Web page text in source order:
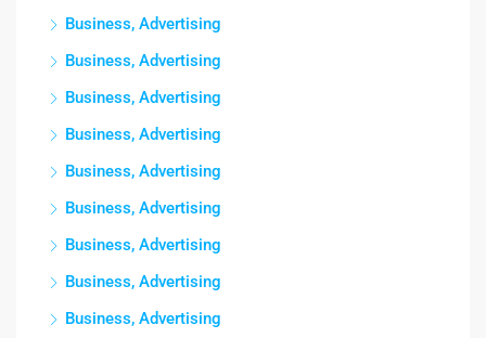
Business, Advertising
Business, Advertising
Business, Advertising
Business, Advertising
Business, Advertising
Business, Advertising
Business, Advertising
Business, Advertising
Business, Advertising